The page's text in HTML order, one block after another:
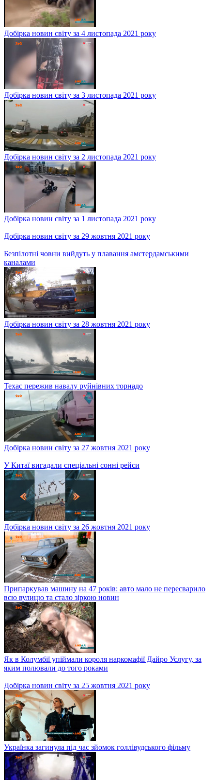
Добірка новин світу за 10 листопада 2021 року
Добірка новин світу за 9 листопада 2021 року
Добірка новин світу за 8 листопада 2021 року
Добірка крутих розробок, що вас здивують
Добірка моторошних пригод, що сколихнули сьогодні світ
Добірка новин світу за 5 листопада 2021 року
Добірка новин світу за 4 листопада 2021 року
Добірка новин світу за 3 листопада 2021 року
Добірка новин світу за 2 листопада 2021 року
Добірка новин світу за 1 листопада 2021 року
Добірка новин світу за 29 жовтня 2021 року
Безпілотні човни вийдуть у плавання амстердамськими
каналами
Добірка новин світу за 28 жовтня 2021 року